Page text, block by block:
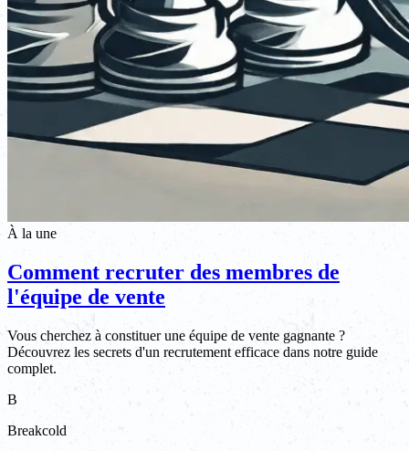
À la une
Comment recruter des membres de
l'équipe de vente
Vous cherchez à constituer une équipe de vente gagnante ?
Découvrez les secrets d'un recrutement efficace dans notre guide
complet.
B
Breakcold